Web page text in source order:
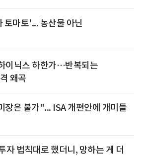
토마토'... 농산물 아닌
이닉스 하한가…반복되는
왜곡
장은 불가"... ISA 개편안에 개미들
자 법칙대로 했더니, 망하는 게 더